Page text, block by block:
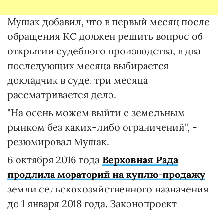
Мушак добавил, что в первый месяц после
обращения КС должен решить вопрос об
открытии судебного производства, в два
последующих месяца выбирается
докладчик в суде, три месяца
рассматривается дело.
"На осень можем выйти с земельным
рынком без каких-либо ограничений", -
резюмировал Мушак.
6 октября 2016 года Верховная Рада
продлила мораторий на куплю-продажу
земли сельскохозяйственного назначения
до 1 января 2018 года. Законопроект